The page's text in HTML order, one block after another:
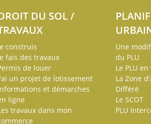
DU SOL /
construis
fais des travaux
de louer
un projet de lotissement
et démarches
ligne
travaux dans mon
Une
du PLU
Le PLU
La Zone
Différé
Le SCOT
PLU